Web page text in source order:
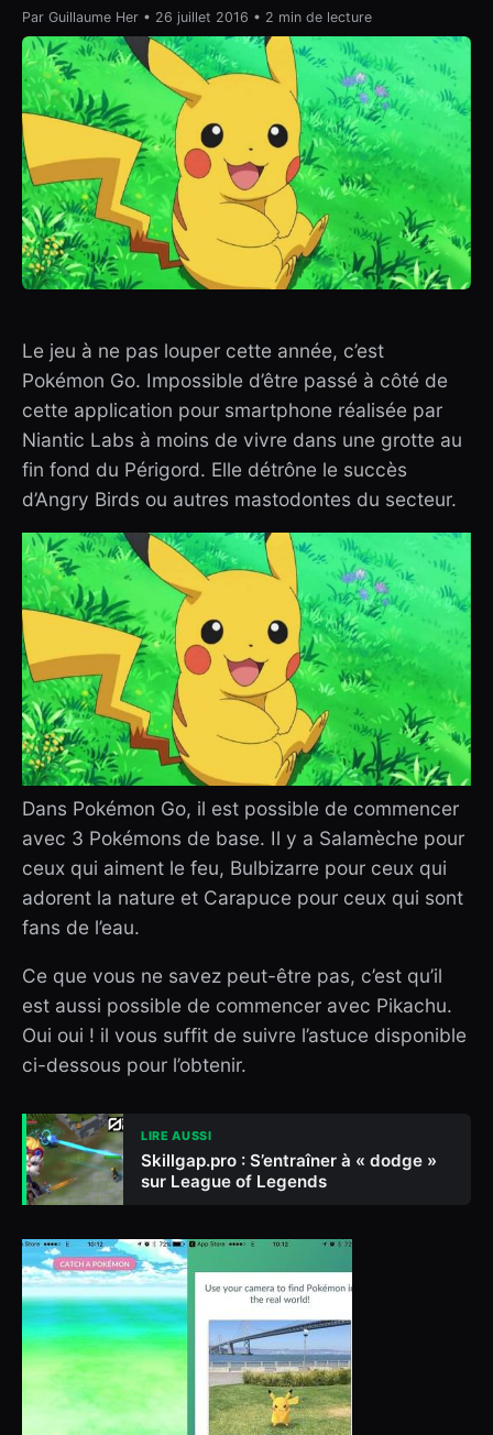
Par Guillaume Her • 26 juillet 2016 • 2 min de lecture
Le jeu à ne pas louper cette année, c’est
Pokémon Go. Impossible d’être passé à côté de
cette application pour smartphone réalisée par
Niantic Labs à moins de vivre dans une grotte au
fin fond du Périgord. Elle détrône le succès
d’Angry Birds ou autres mastodontes du secteur.
Dans Pokémon Go, il est possible de commencer
avec 3 Pokémons de base. Il y a Salamèche pour
ceux qui aiment le feu, Bulbizarre pour ceux qui
adorent la nature et Carapuce pour ceux qui sont
fans de l’eau.
Ce que vous ne savez peut-être pas, c’est qu’il
est aussi possible de commencer avec Pikachu.
Oui oui ! il vous suffit de suivre l’astuce disponible
ci-dessous pour l’obtenir.
LIRE AUSSI
Skillgap.pro : S’entraîner à « dodge »
sur League of Legends